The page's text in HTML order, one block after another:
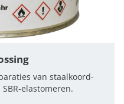
van staalkoord-
elastomeren.